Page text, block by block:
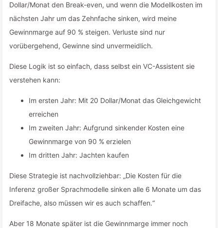
Dollar/Monat den Break-even, und wenn die Modellkosten im
nächsten Jahr um das Zehnfache sinken, wird meine
Gewinnmarge auf 90 % steigen. Verluste sind nur
vorübergehend, Gewinne sind unvermeidlich.
Diese Logik ist so einfach, dass selbst ein VC-Assistent sie
verstehen kann:
Im ersten Jahr: Mit 20 Dollar/Monat das Gleichgewicht
erreichen
Im zweiten Jahr: Aufgrund sinkender Kosten eine
Gewinnmarge von 90 % erzielen
Im dritten Jahr: Jachten kaufen
Diese Strategie ist nachvollziehbar: „Die Kosten für die
Inferenz großer Sprachmodelle sinken alle 6 Monate um das
Dreifache, also müssen wir es auch schaffen.“
Aber 18 Monate später ist die Gewinnmarge immer noch